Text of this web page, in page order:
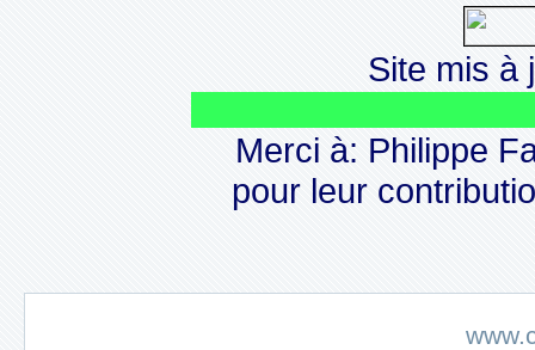
Site mis à
Merci à: Philippe
pour leur